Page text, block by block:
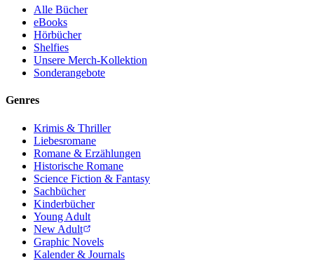
Alle Bücher
eBooks
Hörbücher
Shelfies
Unsere Merch-Kollektion
Sonderangebote
Genres
Krimis & Thriller
Liebesromane
Romane & Erzählungen
Historische Romane
Science Fiction & Fantasy
Sachbücher
Kinderbücher
Young Adult
New Adult
Graphic Novels
Kalender & Journals